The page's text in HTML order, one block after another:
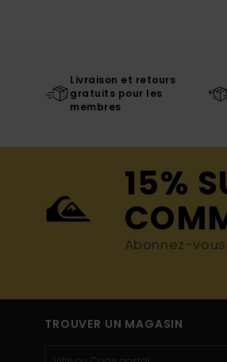
Livraison et retours
gratuits pour les
membres
15%
Abonnez-
TROUVER UN MAGASIN